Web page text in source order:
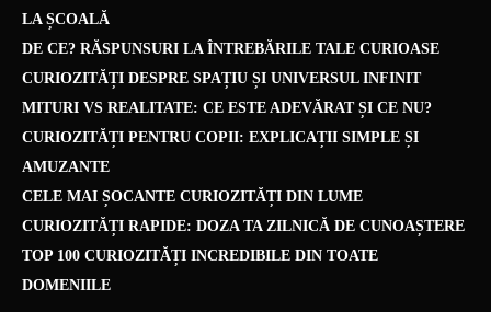
LA ȘCOALĂ
DE CE? RĂSPUNSURI LA ÎNTREBĂRILE TALE CURIOASE
CURIOZITĂȚI DESPRE SPAȚIU ȘI UNIVERSUL INFINIT
MITURI VS REALITATE: CE ESTE ADEVĂRAT ȘI CE NU?
CURIOZITĂȚI PENTRU COPII: EXPLICAȚII SIMPLE ȘI
AMUZANTE
CELE MAI ȘOCANTE CURIOZITĂȚI DIN LUME
CURIOZITĂȚI RAPIDE: DOZA TA ZILNICĂ DE CUNOAȘTERE
TOP 100 CURIOZITĂȚI INCREDIBILE DIN TOATE
DOMENIILE